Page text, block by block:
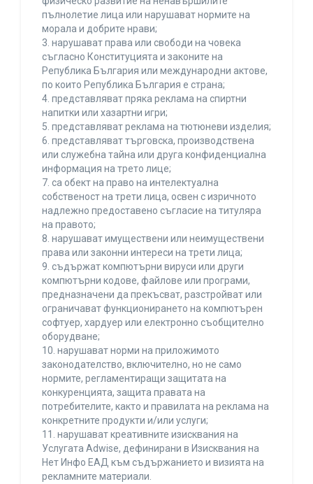
пълнолетие лица или нарушават нормите на
морала и добрите нрави;
3. нарушават права или свободи на човека
съгласно Конституцията и законите на
Република България или международни актове,
по които Република България е страна;
4. представляват пряка реклама на спиртни
напитки или хазартни игри;
5. представляват реклама на тютюневи изделия;
6. представляват търговска, производствена
или служебна тайна или друга конфиденциална
информация на трето лице;
7. са обект на право на интелектуална
собственост на трети лица, освен с изричното
надлежно предоставено съгласие на титуляра
на правото;
8. нарушават имуществени или неимуществени
права или законни интереси на трети лица;
9. съдържат компютърни вируси или други
компютърни кодове, файлове или програми,
предназначени да прекъсват, разстройват или
ограничават функционирането на компютърен
софтуер, хардуер или електронно съобщително
оборудване;
10. нарушават норми на приложимото
законодателство, включително, но не само
нормите, регламентиращи защитата на
конкуренцията, защита правата на
потребителите, както и правилата на реклама на
конкретните продукти и/или услуги;
11. нарушават креативните изисквания на
Услугата Adwise, дефинирани в Изисквания на
Нет Инфо ЕАД към съдържанието и визията на
рекламните материали.